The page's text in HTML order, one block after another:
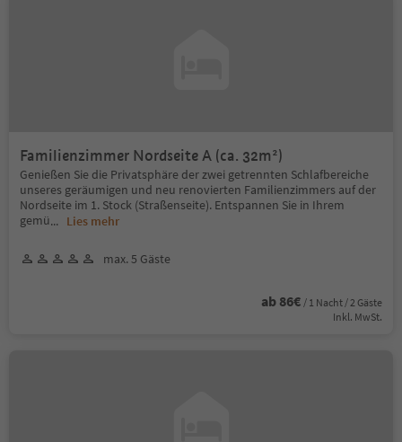
Familienzimmer Nordseite A (ca. 32m²)
Genießen Sie die Privatsphäre der zwei getrennten Schlafbereiche
unseres geräumigen und neu renovierten Familienzimmers auf der
Nordseite im 1. Stock (Straßenseite). Entspannen Sie in Ihrem
gemü... Lies mehr
max. 5 Gäste
ab 86€ / 1 Nacht / 2 Gäste
Inkl. MwSt.